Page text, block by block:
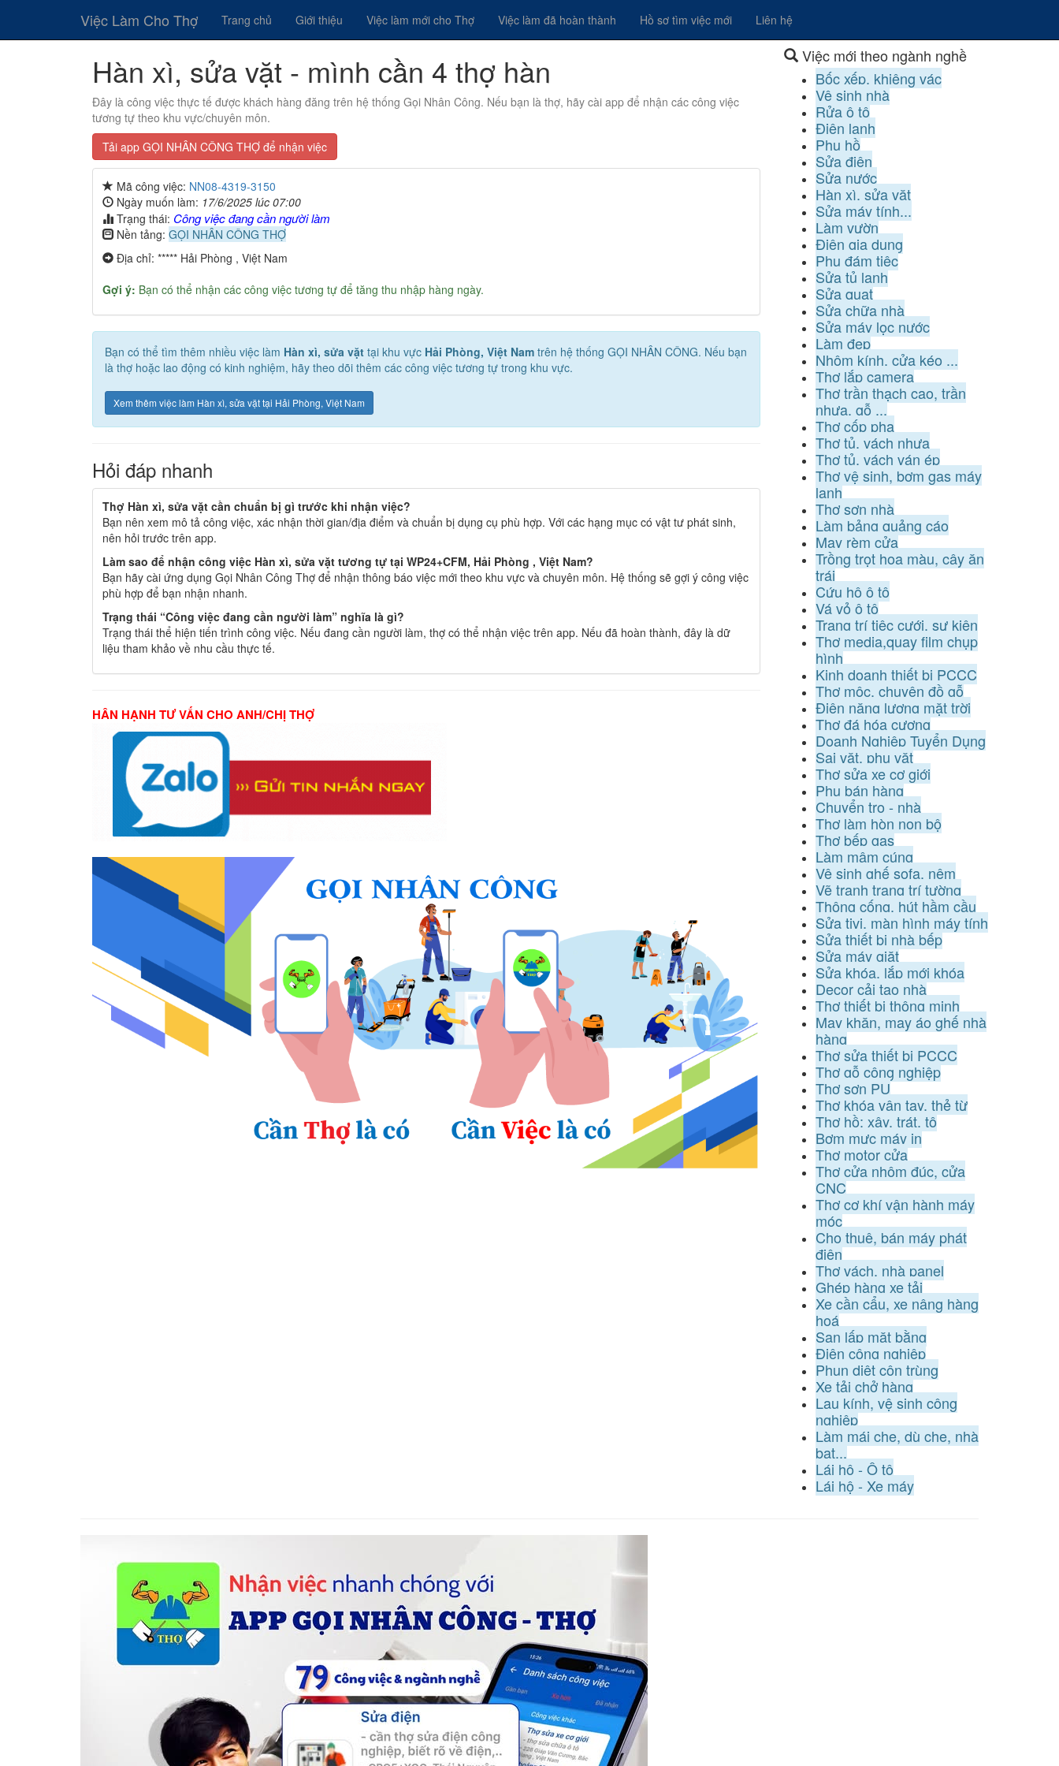
Việc Làm Cho Thợ Trang chủ Giới thiệu Việc làm mới cho Thợ Việc làm đã hoàn thành Hồ sơ tìm việc mới Liên hệ
Hàn xì, sửa vặt - mình cần 4 thợ hàn
Đây là công việc thực tế được khách hàng đăng trên hệ thống Gọi Nhân Công. Nếu bạn là thợ, hãy cài app để nhận các công việc
tương tự theo khu vực/chuyên môn.
Tải app GỌI NHÂN CÔNG THỢ để nhận việc
Mã công việc: NN08-4319-3150
Ngày muốn làm: 17/6/2025 lúc 07:00
Trạng thái: Công việc đang cần người làm
Nền tảng: GỌI NHÂN CÔNG THỢ
Địa chỉ: ***** Hải Phòng , Việt Nam
Gợi ý: Bạn có thể nhận các công việc tương tự để tăng thu nhập hàng ngày.
Bạn có thể tìm thêm nhiều việc làm Hàn xì, sửa vặt tại khu vực Hải Phòng, Việt Nam trên hệ thống GỌI NHÂN CÔNG. Nếu bạn
là thợ hoặc lao động có kinh nghiệm, hãy theo dõi thêm các công việc tương tự trong khu vực.
Xem thêm việc làm Hàn xì, sửa vặt tại Hải Phòng, Việt Nam
Hỏi đáp nhanh
Thợ Hàn xì, sửa vặt cần chuẩn bị gì trước khi nhận việc?
Bạn nên xem mô tả công việc, xác nhận thời gian/địa điểm và chuẩn bị dụng cụ phù hợp. Với các hạng mục có vật tư phát sinh,
nên hỏi trước trên app.
Làm sao để nhận công việc Hàn xì, sửa vặt tương tự tại WP24+CFM, Hải Phòng , Việt Nam?
Bạn hãy cài ứng dụng Gọi Nhân Công Thợ để nhận thông báo việc mới theo khu vực và chuyên môn. Hệ thống sẽ gợi ý công việc
phù hợp để bạn nhận nhanh.
Trạng thái “Công việc đang cần người làm” nghĩa là gì?
Trạng thái thể hiện tiến trình công việc. Nếu đang cần người làm, thợ có thể nhận việc trên app. Nếu đã hoàn thành, đây là dữ
liệu tham khảo về nhu cầu thực tế.
HÂN HẠNH TƯ VẤN CHO ANH/CHỊ THỢ
Việc mới theo ngành nghề
Bốc xếp, khiêng vác
Vệ sinh nhà
Rửa ô tô
Điện lạnh
Phụ hồ
Sửa điện
Sửa nước
Hàn xì, sửa vặt
Sửa máy tính...
Làm vườn
Điện gia dụng
Phụ đám tiệc
Sửa tủ lạnh
Sửa quạt
Sửa chữa nhà
Sửa máy lọc nước
Làm đẹp
Nhôm kính, cửa kéo ...
Thợ lắp camera
Thợ trần thạch cao, trần
nhựa, gỗ ...
Thợ cốp pha
Thợ tủ, vách nhựa
Thợ tủ, vách ván ép
Thợ vệ sinh, bơm gas máy
lạnh
Thợ sơn nhà
Làm bảng quảng cáo
May rèm cửa
Trồng trọt hoa màu, cây ăn
trái
Cứu hộ ô tô
Vá vỏ ô tô
Trang trí tiệc cưới, sự kiện
Thợ media,quay film chụp
hình
Kinh doanh thiết bị PCCC
Thợ mộc, chuyên đồ gỗ
Điện năng lượng mặt trời
Thợ đá hóa cương
Doanh Nghiệp Tuyển Dụng
Sai vặt, phụ vặt
Thợ sửa xe cơ giới
Phụ bán hàng
Chuyển trọ - nhà
Thợ làm hòn non bộ
Thợ bếp gas
Làm mâm cúng
Vệ sinh ghế sofa, nệm
Vẽ tranh trang trí tường
Thông cống, hút hầm cầu
Sửa tivi, màn hình máy tính
Sửa thiết bị nhà bếp
Sửa máy giặt
Sửa khóa, lắp mới khóa
Decor cải tạo nhà
Thợ thiết bị thông minh
May khăn, may áo ghế nhà
hàng
Thợ sửa thiết bị PCCC
Thợ gỗ công nghiệp
Thợ sơn PU
Thợ khóa vân tay, thẻ từ
Thợ hồ: xây, trát, tô
Bơm mực máy in
Thợ motor cửa
Thợ cửa nhôm đúc, cửa
CNC
Thợ cơ khí vận hành máy
móc
Cho thuê, bán máy phát
điện
Thợ vách, nhà panel
Ghép hàng xe tải
Xe cần cẩu, xe nâng hàng
hoá
San lấp mặt bằng
Điện công nghiệp
Phun diệt côn trùng
Xe tải chở hàng
Lau kính, vệ sinh công
nghiệp
Làm mái che, dù che, nhà
bạt...
Lái hộ - Ô tô
Lái hộ - Xe máy